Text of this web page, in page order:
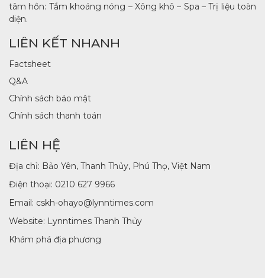
tâm hồn: Tắm khoáng nóng – Xông khô – Spa – Trị liệu toàn
diện.
LIÊN KẾT NHANH
Factsheet
Q&A
Chính sách bảo mật
Chính sách thanh toán
LIÊN HỆ
Địa chỉ: Bảo Yên, Thanh Thủy, Phú Thọ, Việt Nam
Điện thoại: 0210 627 9966
Email: cskh-ohayo@lynntimes.com
Website: Lynntimes Thanh Thủy
Khám phá địa phương